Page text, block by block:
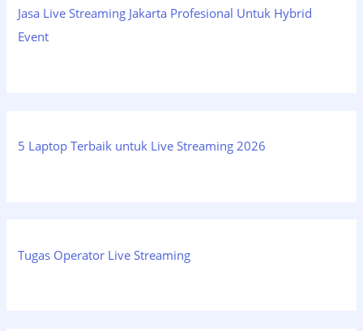
Jasa Live Streaming Jakarta Profesional Untuk Hybrid
Event
5 Laptop Terbaik untuk Live Streaming 2026
Tugas Operator Live Streaming